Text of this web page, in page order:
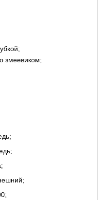
змеевиком;